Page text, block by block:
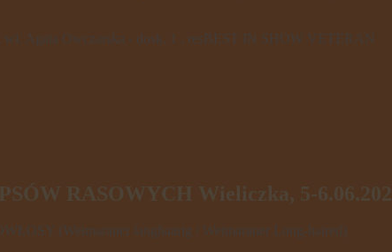
Agata Owczarska - dosk. 1 , resBEST IN SHOW VETERAN
RASOWYCH Wieliczka, 5-6.06.2021
(Weimaraner langhaarig / Weimaraner Long-haired)